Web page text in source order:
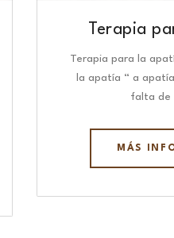
Terapia
Terapia para la
la apatía “ a
falta de
MÁS